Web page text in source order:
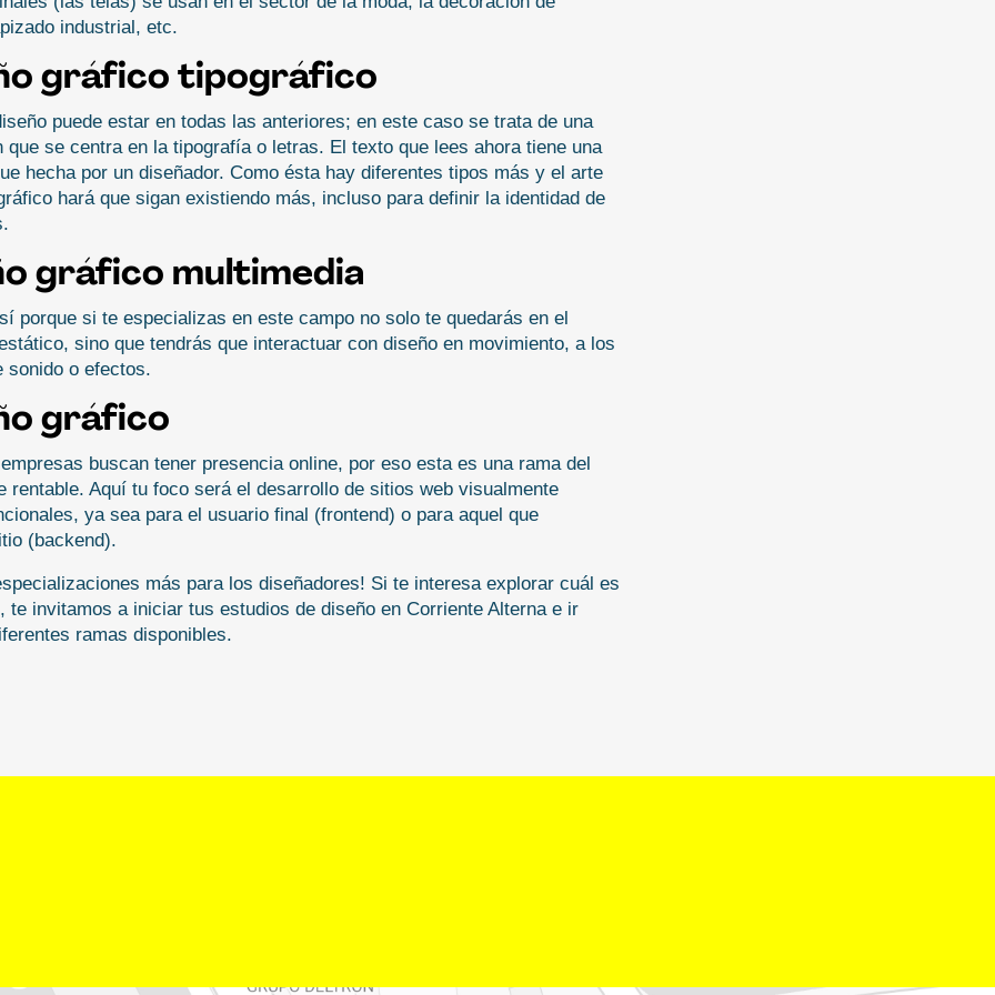
industrial, etc.
gráfico tipográfico
puede estar en todas las anteriores; en este caso se trata de una
que se centra en la tipografía o letras. El texto que lees ahora tiene una
hecha por un diseñador. Como ésta hay diferentes tipos más y el arte
hará que sigan existiendo más, incluso para definir la identidad de
gráfico multimedia
porque si te especializas en este campo no solo te quedarás en el
sino que tendrás que interactuar con diseño en movimiento, a los
sonido o efectos.
gráfico
buscan tener presencia online, por eso esta es una rama del
rentable. Aquí tu foco será el desarrollo de sitios web visualmente
ya sea para el usuario final (frontend) o para aquel que
(backend).
más para los diseñadores! Si te interesa explorar cuál es
te invitamos a iniciar tus estudios de diseño en Corriente Alterna e ir
ramas disponibles.